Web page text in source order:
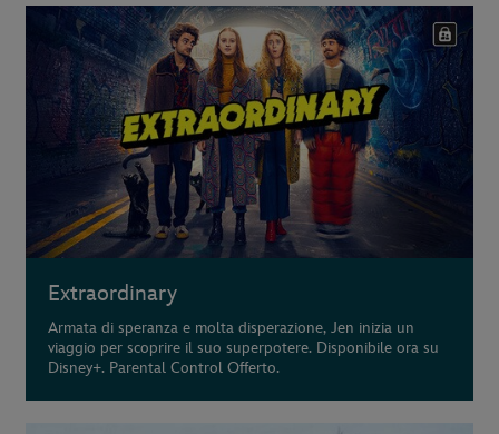
Extraordinary
Armata di speranza e molta disperazione, Jen inizia un
viaggio per scoprire il suo superpotere. Disponibile ora su
Disney+. Parental Control Offerto.